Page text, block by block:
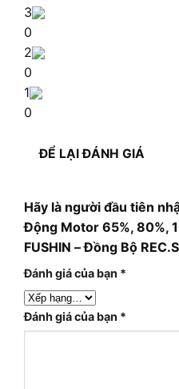
3
0
2
0
1
0
ĐỂ LẠI ĐÁNH GIÁ
Hãy là người đầu tiên
Động Motor 65%, 80%,
FUSHIN – Đồng Bộ
Đánh giá của bạn *
Đánh giá của bạn *